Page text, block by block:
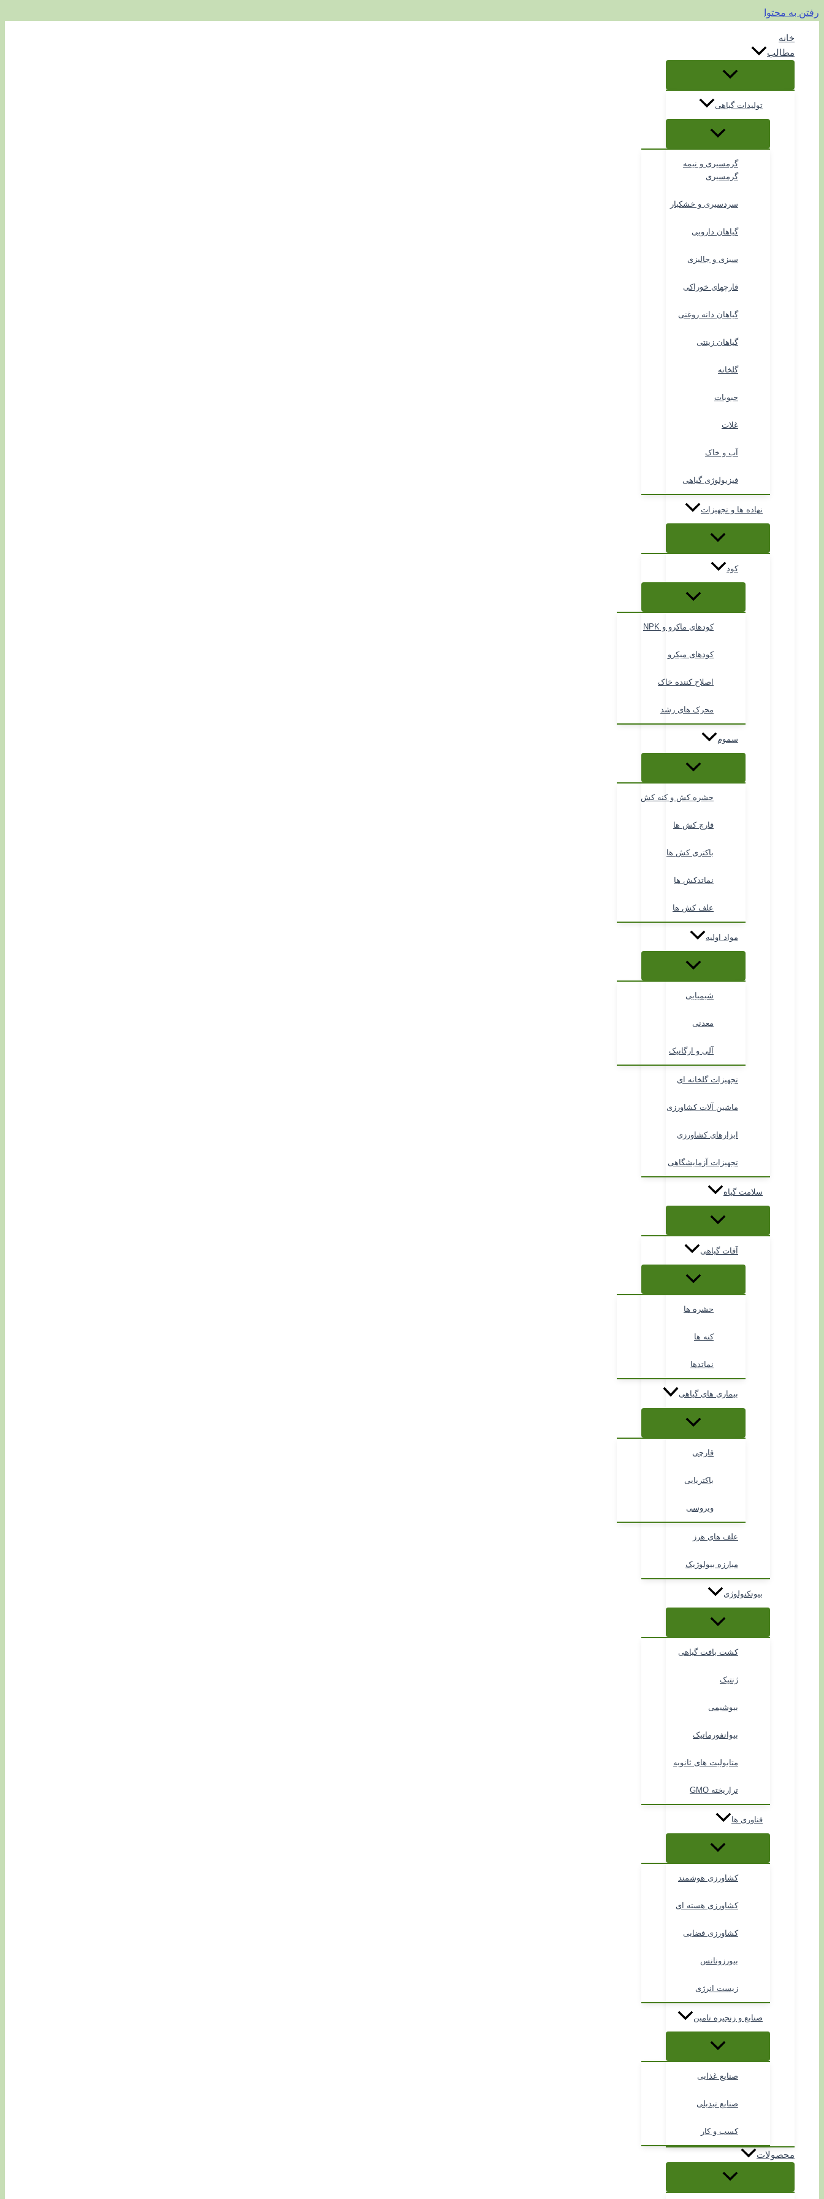
رفتن به محتوا
خانه
مطالب
تولیدات گیاهی
گرمسیری و نیمه
گرمسیری
سردسیری و خشکبار
گیاهان دارویی
سبزی و جالیزی
قارچهای خوراکی
گیاهان دانه روغنی
گیاهان زینتی
گلخانه
حبوبات
غلات
آب و خاک
فیزیولوژی گیاهی
نهاده ها و تجهیزات
کود
کودهای ماکرو و NPK
کودهای میکرو
اصلاح کننده خاک
محرک های رشد
سموم
حشره کش و کنه کش
قارچ کش ها
باکتری کش ها
نماتدکش ها
علف کش ها
مواد اولیه
شیمیایی
معدنی
آلی و ارگانیک
تجهیزات گلخانه ای
ماشین آلات کشاورزی
ابزارهای کشاورزی
تجهیزات آزمایشگاهی
سلامت گیاه
آفات گیاهی
حشره ها
کنه ها
نماتدها
بیماری های گیاهی
قارچی
باکتریایی
ویروسی
علف های هرز
مبارزه بیولوژیک
بیوتکنولوژی
کشت بافت گیاهی
ژنتیک
بیوشیمی
بیوانفورماتیک
متابولیت های ثانویه
تراریخته GMO
فناوری ها
کشاورزی هوشمند
کشاورزی هسته ای
کشاورزی فضایی
بیورزونانس
زیست انرژی
صنایع و زنجیره تامین
صنایع غذایی
صنایع تبدیلی
کسب و کار
محصولات